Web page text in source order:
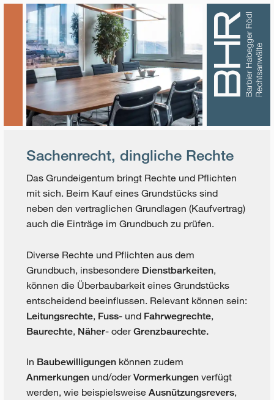
Sachenrecht, dingliche Rechte
Das Grundeigentum bringt Rechte und Pflichten
mit sich. Beim Kauf eines Grundstücks sind
neben den vertraglichen Grundlagen (Kaufvertrag)
auch die Einträge im Grundbuch zu prüfen.
Diverse Rechte und Pflichten aus dem
Grundbuch, insbesondere Dienstbarkeiten,
können die Überbaubarkeit eines Grundstücks
entscheidend beeinflussen. Relevant können sein:
Leitungsrechte, Fuss- und Fahrwegrechte,
Baurechte, Näher- oderGrenzbaurechte.
In Baubewilligungen können zudem
Anmerkungen und/oderVormerkungen verfügt
werden, wie beispielsweiseAusnützungsrevers,